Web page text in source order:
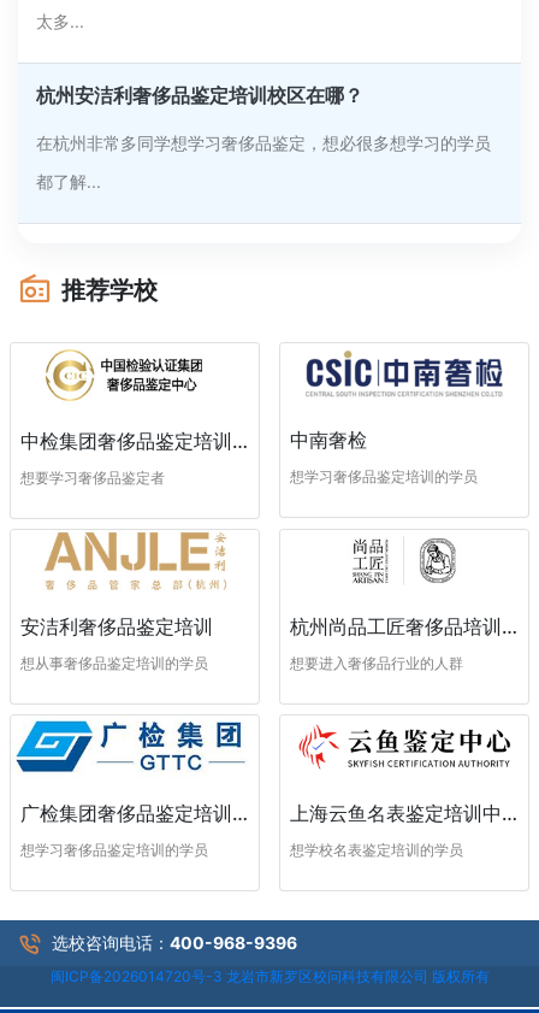
太多...
杭州安洁利奢侈品鉴定培训校区在哪？
在杭州非常多同学想学习奢侈品鉴定，想必很多想学习的学员
都了解...
推荐学校
中检集团奢侈品鉴定培训中心
想要学习奢侈品鉴定者
中南奢检
想学习奢侈品鉴定培训的学员
安洁利奢侈品鉴定培训
想从事奢侈品鉴定培训的学员
杭州尚品工匠奢侈品培训学校
想要进入奢侈品行业的人群
广检集团奢侈品鉴定培训中心
想学习奢侈品鉴定培训的学员
上海云鱼名表鉴定培训中心
想学校名表鉴定培训的学员
选校咨询电话： 400-968-9396
闽ICP备2026014720号-3 龙岩市新罗区校问科技有限公司 版权所有